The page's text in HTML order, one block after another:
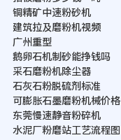
铜精矿中速粉砂机
建筑拉及磨粉机视频
广州重型
鹅卵石机制砂能挣钱吗
采石磨粉机除尘器
石灰石粉脱硫剂标准
可膨胀石墨磨粉机械价格
东莞慢速静音粉碎机
水泥厂粉磨站工艺流程图